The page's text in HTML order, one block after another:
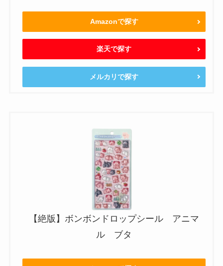
Amazonで探す
楽天で探す
メルカリで探す
【絶版】ボンボンドロップシール アニマ
ル ブタ